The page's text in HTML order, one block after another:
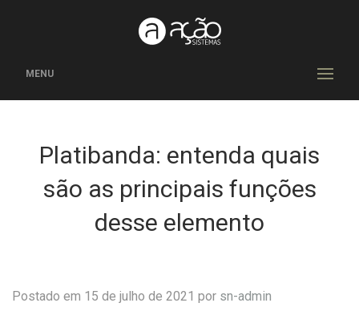
MENU
Platibanda: entenda quais
são as principais funções
desse elemento
Postado em 15 de julho de 2021 por sn-admin